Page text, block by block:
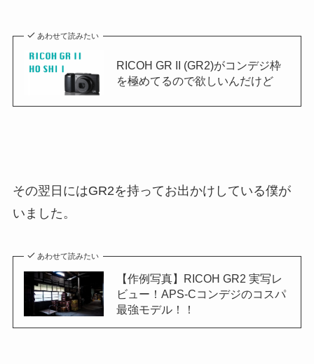
あわせて読みたい
RICOH GR II (GR2)がコンデジ枠
を極めてるので欲しいんだけど
その翌日にはGR2を持ってお出かけしている僕が
いました。
あわせて読みたい
【作例写真】RICOH GR2 実写レ
ビュー！APS-Cコンデジのコスパ
最強モデル！！